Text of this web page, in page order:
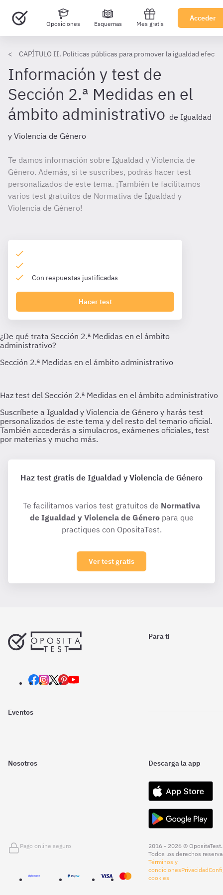
Oposiciones Esquemas Mes gratis
Acceder
CAPÍTULO II. Políticas públicas para promover la igualdad
Información y test de
Sección 2.ª Medidas en el
ámbito administrativo de Igualdad
y Violencia de Género
Te damos información sobre Igualdad y Violencia de
Género. Además, si te suscribes, podrás hacer test
personalizados de este tema. ¡También te facilitamos
varios test gratuitos de Normativa de Igualdad y
Violencia de Género!
Con respuestas justificadas
Hacer test
Haz test gratis de Igualdad y Violencia de Género
Te facilitamos varios test gratuitos de Normativa
de Igualdad y Violencia de Géneropara que
practiques con OpositaTest.
Ver test gratis
Para ti
Eventos
Nosotros Descarga la app
Pago online seguro
2016 - 2026 © OpositaTest.
Todos los derechos
Términos y
condicionesPrivacidad
cookies